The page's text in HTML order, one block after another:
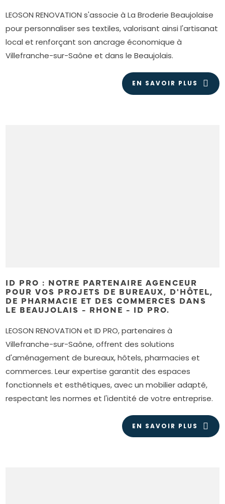
LEOSON RENOVATION s'associe à La Broderie Beaujolaise
pour personnaliser ses textiles, valorisant ainsi l'artisanat
local et renforçant son ancrage économique à
Villefranche-sur-Saône et dans le Beaujolais.
EN SAVOIR PLUS
ID PRO : NOTRE PARTENAIRE AGENCEUR
POUR VOS PROJETS DE BUREAUX, D'HÔTEL,
DE PHARMACIE ET DES COMMERCES DANS
LE BEAUJOLAIS - RHONE - ID PRO.
LEOSON RENOVATION et ID PRO, partenaires à
Villefranche-sur-Saône, offrent des solutions
d'aménagement de bureaux, hôtels, pharmacies et
commerces. Leur expertise garantit des espaces
fonctionnels et esthétiques, avec un mobilier adapté,
respectant les normes et l'identité de votre entreprise.
EN SAVOIR PLUS